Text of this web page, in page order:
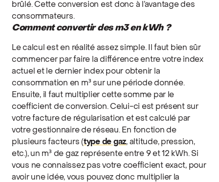
brûlé. Cette conversion est donc à l’avantage des
consommateurs.
Comment convertir des m3 en kWh ?
Le calcul est en réalité assez simple. Il faut bien sûr
commencer par faire la différence entre votre index
actuel et le dernier index pour obtenir la
consommation en m³ sur une période donnée.
Ensuite, il faut multiplier cette somme par le
coefficient de conversion. Celui-ci est présent sur
votre facture de régularisation et est calculé par
votre gestionnaire de réseau. En fonction de
plusieurs facteurs (type de gaz, altitude, pression,
etc.), un m³ de gaz représente entre 9 et 12 kWh. Si
vous ne connaissez pas votre coefficient exact, pour
avoir une idée, vous pouvez donc multiplier la